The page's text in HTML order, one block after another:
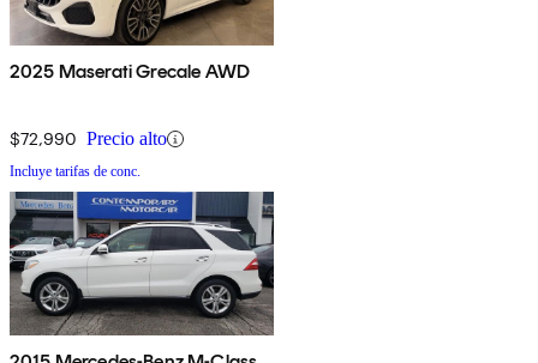
2025 Maserati Grecale AWD
$72,990 Precio alto
Incluye tarifas de conc.